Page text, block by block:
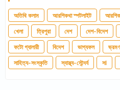
অতিথি কলাম আরশিকথা স্পটলাইট
খেলা ত্রিপুরা দেশ দেশ-বিদেশ
ফটো গ্যালারী বিদেশ ভাগ্যফল ভ্রমণ
সাহিত্য-সংস্কৃতি স্বাস্থ্য-সৌন্দর্য সl